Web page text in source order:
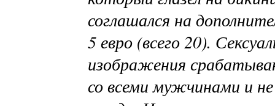
соглашался на
5 евро (всего 20).
изображения
со всеми мужчинами и не